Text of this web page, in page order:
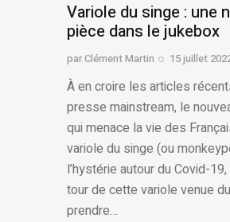
Variole du singe : une
pièce dans le jukebox
parClément Martin 15 juillet
À en croire les articles
presse mainstream, le
qui menace la vie des
variole du singe (ou
l’hystérie autour du Covid-19,
tour de cette variole venue
prendre…